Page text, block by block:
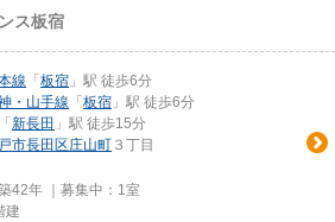
ス板宿
線 「 板宿 」駅 徒歩6分
・山手線 「 板宿 」駅 徒歩6分
「 新長田 」駅 徒歩15分
市長田区庄山町 ３丁目
42年 ｜募集中： 1室
建